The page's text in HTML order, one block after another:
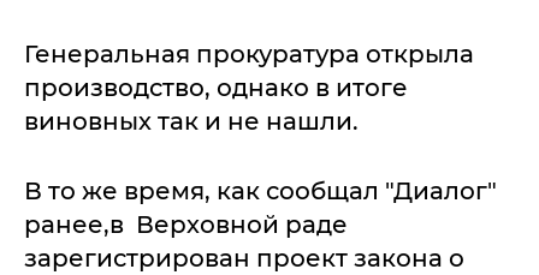
Генеральная прокуратура открыла
производство, однако в итоге
виновных так и не нашли.
В то же время, как сообщал "Диалог"
ранее,в Верховной раде
зарегистрирован проект закона о